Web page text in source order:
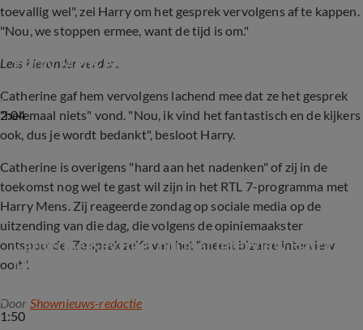
toevallig wel", zei Harry om het gesprek vervolgens af te kappen.
"Nou, we stoppen ermee, want de tijd is om."
Lees hieronder verder...
2:04
De Oranjezondag-tafel ziet gesprek tussen
Harry Mens en Catherine Keyl ontsporen:
Catherine gaf hem vervolgens lachend mee dat ze het gesprek
"helemaal niets" vond. "Nou, ik vind het fantastisch en de kijkers
ook, dus je wordt bedankt", besloot Harry.
Catherine is overigens "hard aan het nadenken" of zij in de
toekomst nog wel te gast wil zijn in het RTL 7-programma met
Harry Mens. Zij reageerde zondag op sociale media op de
uitzending van die dag, die volgens de opiniemaakster
ontspoorde. Ze sprak zelfs van het "meest bizarre interview
ooit".
1:50
Catherine Keyl niet blij met interview Harry
Mens: 'Gaat soms te ver'
Door Shownieuws-redactie